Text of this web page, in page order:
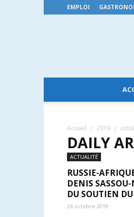
EMPLOI
Accueil 2019
DAILY
ACTUALITÉ
RUSSIE-
DENIS SASSOU-
DU SOUTIEN
26 octobre 2019